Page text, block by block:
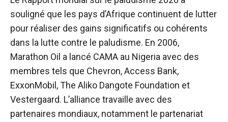
souligné que les pays d’Afrique continuent de lutter
pour réaliser des gains significatifs ou cohérents
dans la lutte contre le paludisme. En 2006,
Marathon Oil a lancé CAMA au Nigeria avec des
membres tels que Chevron, Access Bank,
ExxonMobil, The Aliko Dangote Foundation et
Vestergaard. L’alliance travaille avec des
partenaires mondiaux, notamment le partenariat